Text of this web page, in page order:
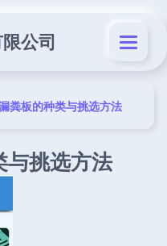
公司
粪板的种类与挑选方法
与挑选方法